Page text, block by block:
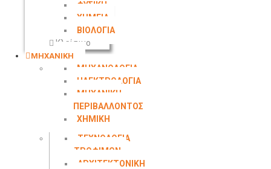
ΦΥΣΙΚΗ
ΧΗΜΕΙΑ
ΒΙΟΛΟΓΙΑ
Κλείσιμο
ΜΗΧΑΝΙΚΗ
ΜΗΧΑΝΟΛΟΓΙΑ
ΗΛΕΚΤΡΟΛΟΓΙΑ
ΜΗΧΑΝΙΚΗ
ΠΕΡΙΒΑΛΛΟΝΤΟΣ
ΧΗΜΙΚΗ
ΤΕΧΝΟΛΟΓΙΑ
ΤΡΟΦΙΜΩΝ
ΑΡΧΙΤΕΚΤΟΝΙΚΗ